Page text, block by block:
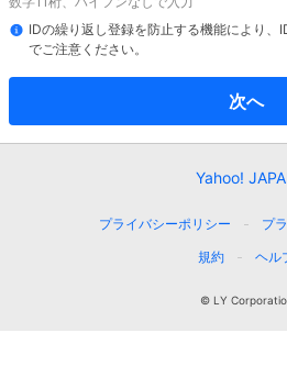
IDの繰り返し登録を防止する機能により、
でご注意ください。
次へ
Yahoo!
プライバシーポリシー
プ
規約
ヘル
© LY